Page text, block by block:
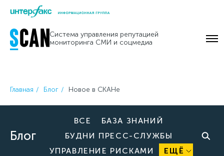
Skip
content
Система управления репутацией
мониторинга СМИ и соцмедиа
Главная Блог Новое в СКАНе
Блог
ВСЕ
БАЗА ЗНАНИЙ
БУДНИ ПРЕСС-СЛУЖБЫ
УПРАВЛЕНИЕ РИСКАМИ
ЕЩЁ